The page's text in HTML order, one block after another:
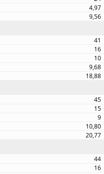
4,97
9,56
41
16
10
9,68
18,88
45
15
9
10,80
20,77
44
16